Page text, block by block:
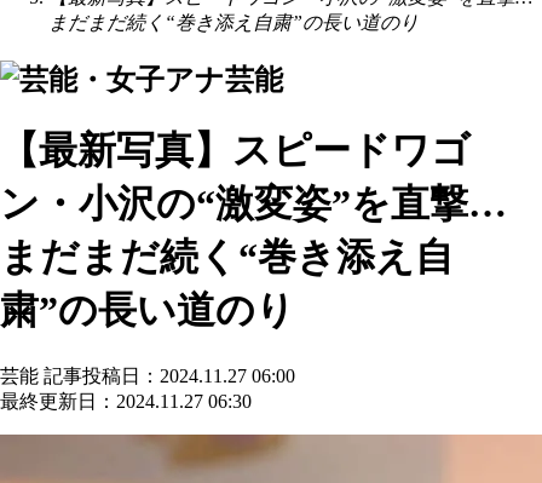
まだまだ続く“巻き添え自粛”の長い道のり
芸能
【最新写真】スピードワゴ
ン・小沢の“激変姿”を直撃…
まだまだ続く“巻き添え自
粛”の長い道のり
芸能 記事投稿日：2024.11.27 06:00
最終更新日：2024.11.27 06:30